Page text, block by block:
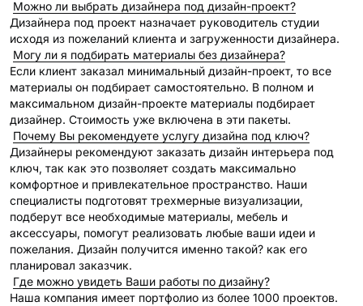
Можно ли выбрать дизайнера под дизайн-проект?
Дизайнера под проект назначает руководитель студии
исходя из пожеланий клиента и загруженности дизайнера.
Могу ли я подбирать материалы без дизайнера?
Если клиент заказал минимальный дизайн-проект, то все
материалы он подбирает самостоятельно. В полном и
максимальном дизайн-проекте материалы подбирает
дизайнер. Стоимость уже включена в эти пакеты.
Почему Вы рекомендуете услугу дизайна под ключ?
Дизайнеры рекомендуют заказать дизайн интерьера под
ключ, так как это позволяет создать максимально
комфортное и привлекательное пространство. Наши
специалисты подготовят трехмерные визуализации,
подберут все необходимые материалы, мебель и
аксессуары, помогут реализовать любые ваши идеи и
пожелания. Дизайн получится именно такой? как его
планировал заказчик.
Где можно увидеть Ваши работы по дизайну?
Наша компания имеет портфолио из более 1000 проектов.